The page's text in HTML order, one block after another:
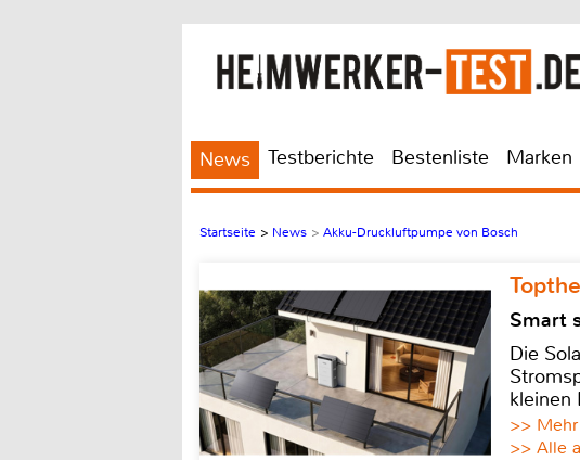
News Testberichte Bestenliste Marken
Startseite > News > Akku-Druckluftpumpe von Bosch
Smart
Die
kleinen
>>
>> Alle